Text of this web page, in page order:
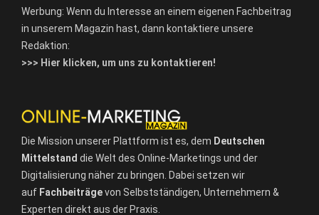
Werbung: Wenn du Interesse an einem eigenen Fachbeitrag
in unserem Magazin hast, dann kontaktiere unsere
Redaktion:
>>> Hier klicken, um uns zu kontaktieren!
Die Mission unserer Plattform ist es, dem Deutschen
Mittelstand die Welt des Online-Marketings und der
Digitalisierung näher zu bringen. Dabei setzen wir
auf Fachbeiträgevon Selbstständigen, Unternehmern &
Experten direkt aus der Praxis.